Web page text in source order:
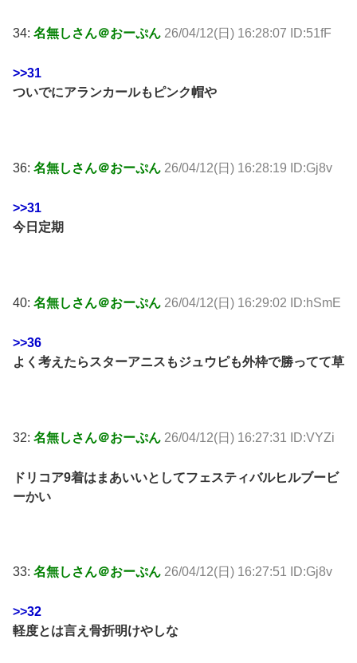
34: 名無しさん＠おーぷん 26/04/12(日) 16:28:07 ID:51fF
>>31
ついでにアランカールもピンク帽や
36: 名無しさん＠おーぷん 26/04/12(日) 16:28:19 ID:Gj8v
>>31
今日定期
40: 名無しさん＠おーぷん 26/04/12(日) 16:29:02 ID:hSmE
>>36
よく考えたらスターアニスもジュウピも外枠で勝ってて草
32: 名無しさん＠おーぷん 26/04/12(日) 16:27:31 ID:VYZi
ドリコア9着はまあいいとしてフェスティバルヒルブービ
ーかい
33: 名無しさん＠おーぷん 26/04/12(日) 16:27:51 ID:Gj8v
>>32
軽度とは言え骨折明けやしな